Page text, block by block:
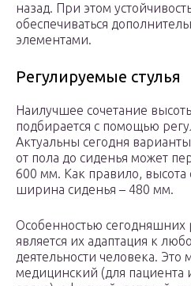
назад. При этом
обеспечиваться
элементами.
Регулируемые стулья
Наилучшее сочетание
подбирается с помощью
Актуальны сегодня
от пола до сиденья может
600 мм. Как правило, высота
ширина сиденья – 480 мм.
Особенностью
является их адаптация к
деятельности человека. Это
медицинский (для пациента